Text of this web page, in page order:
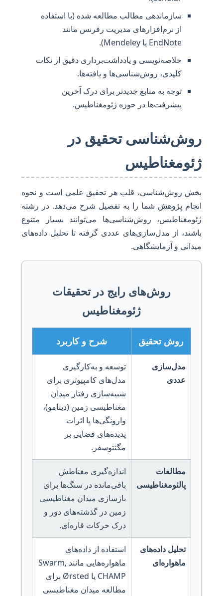
سازماندهی مطالب مطالعه شده (با استفاده
از نرم‌افزارهای مدیریت رفرنس مانند
EndNote یا Mendeley).
خلاصه‌نویسی و یادداشت‌برداری دقیق از نکات
کلیدی، روش‌شناسی‌ها و یافته‌ها.
توجه به منابع جدیدتر برای درک آخرین
پیشرفت‌ها در حوزه ژئومغناطیس.
روش‌شناسی تحقیق در
ژئومغناطیس
بخش روش‌شناسی، قلب هر تحقیق علمی است و نحوه
انجام پژوهش شما را به تفصیل شرح می‌دهد. در رشته
ژئومغناطیس، روش‌شناسی‌ها می‌توانند بسیار متنوع
باشند، از مدل‌سازی‌های عددی گرفته تا تحلیل داده‌های
میدانی و آزمایشگاهی.
روش‌های رایج در تحقیقات
ژئومغناطیس
روش تحقیق شرح و کاربرد
مدل‌سازی
عددی
توسعه و به‌کارگیری
مدل‌های کامپیوتری برای
شبیه‌سازی رفتار میدان
مغناطیسی زمین (دینامو)،
وارونگی‌ها یا اثرات
پدیده‌های فضایی بر
مگنتوسفر.
مطالعات
پالئومغناطیسی
اندازه‌گیری مغناطش
باقی‌مانده در سنگ‌ها برای
بازسازی میدان مغناطیسی
زمین در گذشته‌های دور و
درک حرکات قاره‌ای.
تحلیل داده‌های
ماهواره‌ای
استفاده از داده‌های
ماهواره‌هایی مانند Swarm,
CHAMP یا Ørsted برای
مطالعه میدان مغناطیسی